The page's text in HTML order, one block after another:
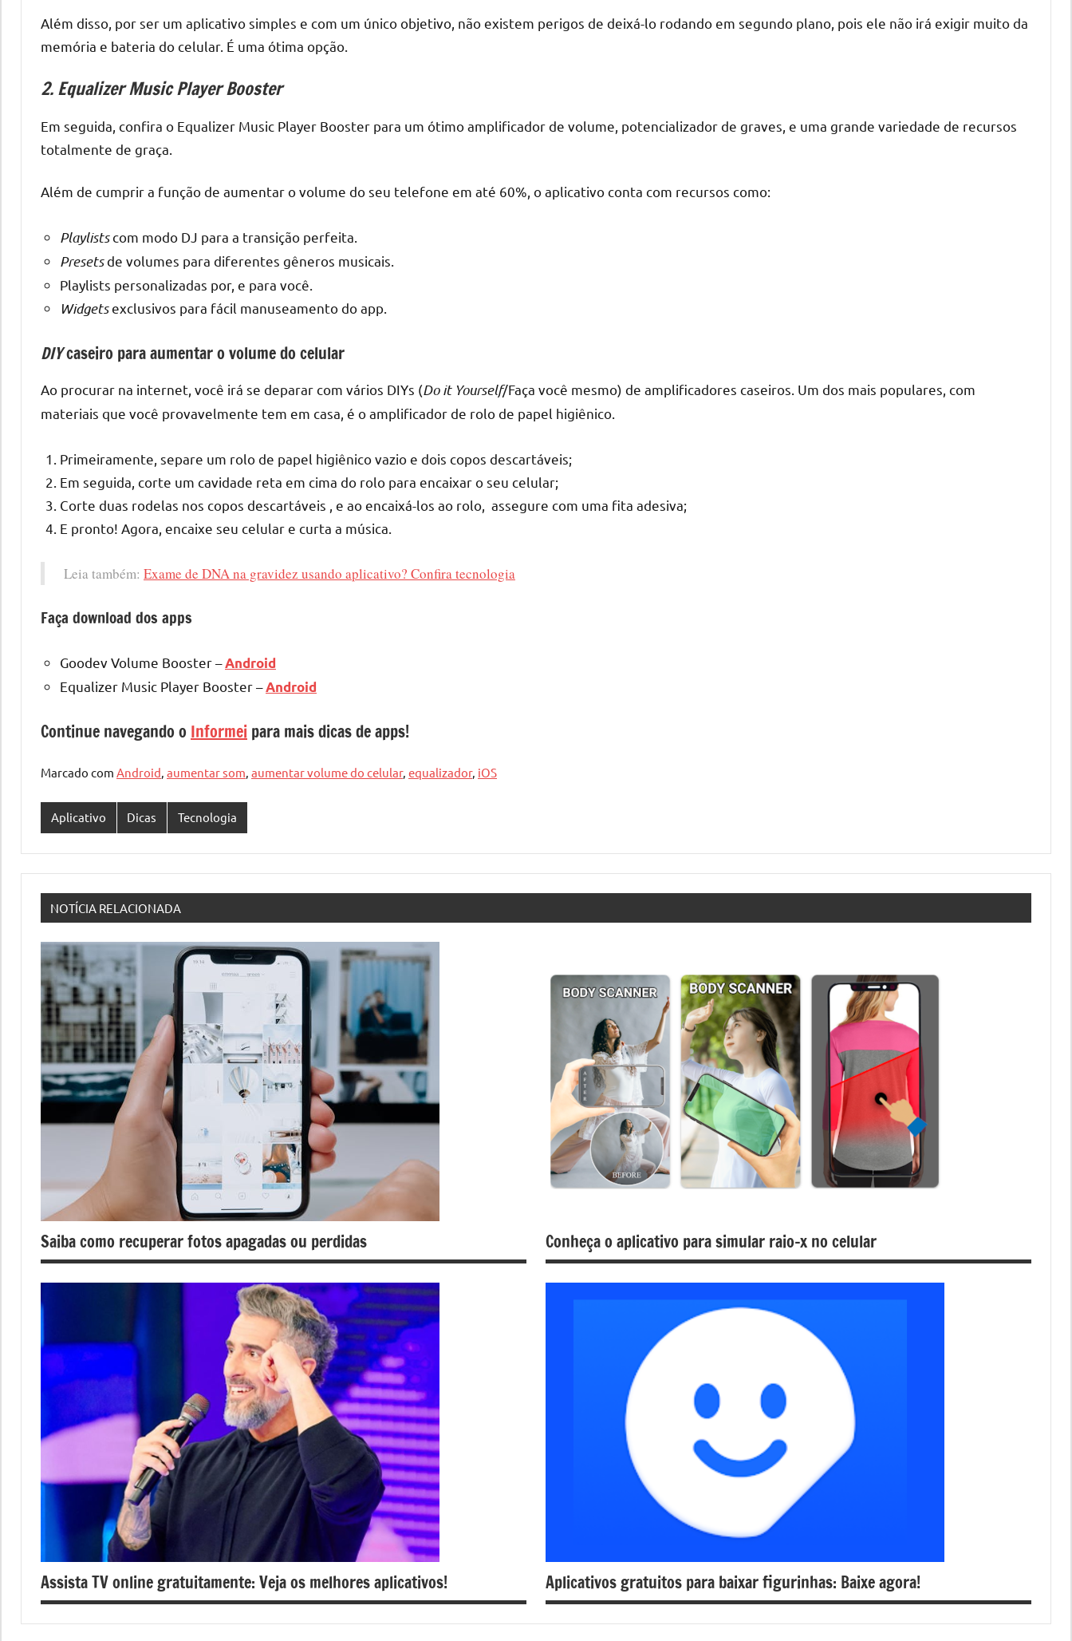
Além disso, por ser um aplicativo simples e com um único objetivo, não existem perigos de deixá-lo rodando em segundo plano, pois ele não irá exigir muito da
memória e bateria do celular. É uma ótima opção.
2. Equalizer Music Player Booster
Em seguida, confira o Equalizer Music Player Booster para um ótimo amplificador de volume, potencializador de graves, e uma grande variedade de recursos
totalmente de graça.
Além de cumprir a função de aumentar o volume do seu telefone em até 60%, o aplicativo conta com recursos como:
Playlistscom modo DJ para a transição perfeita.
Presetsde volumes para diferentes gêneros musicais.
Playlists personalizadas por, e para você.
Widgetsexclusivos para fácil manuseamento do app.
DIYcaseiro para aumentar o volume do celular
Ao procurar na internet, você irá se deparar com vários DIYs (Do it Yourself/Faça você mesmo) de amplificadores caseiros. Um dos mais populares, com
materiais que você provavelmente tem em casa, é o amplificador de rolo de papel higiênico.
Primeiramente, separe um rolo de papel higiênico vazio e dois copos descartáveis;
Em seguida, corte um cavidade reta em cima do rolo para encaixar o seu celular;
Corte duas rodelas nos copos descartáveis , e ao encaixá-los ao rolo, assegure com uma fita adesiva;
E pronto! Agora, encaixe seu celular e curta a música.
Leia também: Exame de DNA na gravidez usando aplicativo? Confira tecnologia
Faça download dos apps
Goodev Volume Booster –Android
Equalizer Music Player Booster –Android
Continue navegando o Informei para mais dicas de apps!
Marcado com Android aumentar som aumentar volume do celular, equalizador, iOS
Aplicativo Dicas Tecnologia
NOTÍCIA RELACIONADA
Saiba como recuperar fotos apagadas ou perdidas Conheça o aplicativo para simular raio-x no celular
Assista TV online gratuitamente: Veja os melhores aplicativos! Aplicativos gratuitos para baixar figurinhas: Baixe agora!